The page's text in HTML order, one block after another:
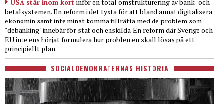
USA står inom kort inför en total omstrukturering av bank- och
betalsystemen. En reform i det tysta för att bland annat digitalisera
ekonomin samt inte minst komma tillrätta med de problem som
"debanking" innebär för stat och enskilda. En reform där Sverige och
EU inte ens börjat formulera hur problemen skall lösas på ett
principiellt plan.
SOCIALDEMOKRATERNAS HISTORIA